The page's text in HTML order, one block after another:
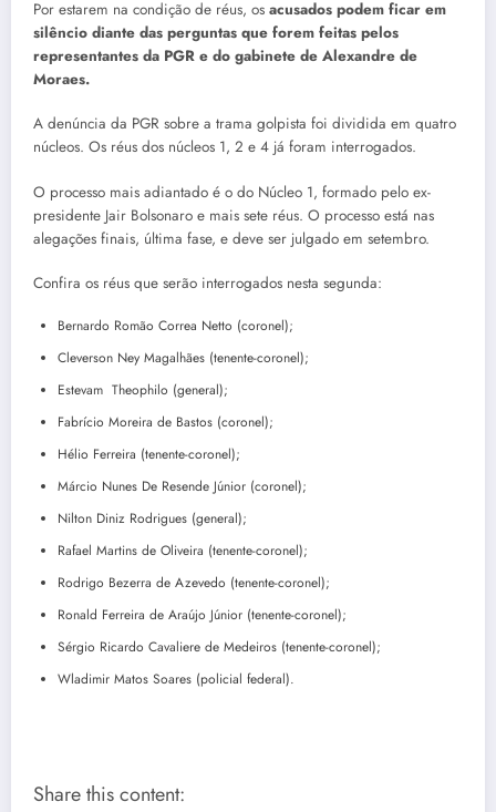
Por estarem na condição de réus, os acusados podem ficar em
silêncio diante das perguntas que forem feitas pelos
representantes da PGR e do gabinete de Alexandre de
Moraes.
A denúncia da PGR sobre a trama golpista foi dividida em quatro
núcleos. Os réus dos núcleos 1, 2 e 4 já foram interrogados.
O processo mais adiantado é o do Núcleo 1, formado pelo ex-
presidente Jair Bolsonaro e mais sete réus. O processo está nas
alegações finais, última fase, e deve ser julgado em setembro.
Confira os réus que serão interrogados nesta segunda:
Bernardo Romão Correa Netto (coronel);
Cleverson Ney Magalhães (tenente-coronel);
Estevam Theophilo (general);
Fabrício Moreira de Bastos (coronel);
Hélio Ferreira (tenente-coronel);
Márcio Nunes De Resende Júnior (coronel);
Nilton Diniz Rodrigues (general);
Rafael Martins de Oliveira (tenente-coronel);
Rodrigo Bezerra de Azevedo (tenente-coronel);
Ronald Ferreira de Araújo Júnior (tenente-coronel);
Sérgio Ricardo Cavaliere de Medeiros (tenente-coronel);
Wladimir Matos Soares (policial federal).
Share this content: